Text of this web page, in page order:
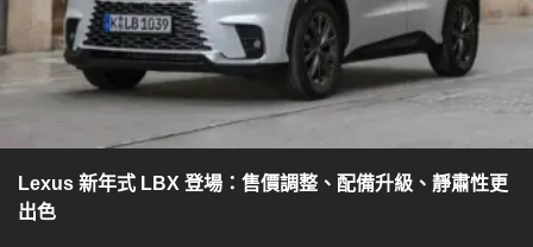
Lexus 新年式 LBX 登場：售價調整、配備升級、靜肅性更
出色